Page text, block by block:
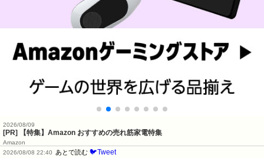
2026/08/09
[PR] 【特集】Amazon おすすめの売れ筋家電特集
Amazon
2026/08/08 22:40
あとで読む 🐦Tweet